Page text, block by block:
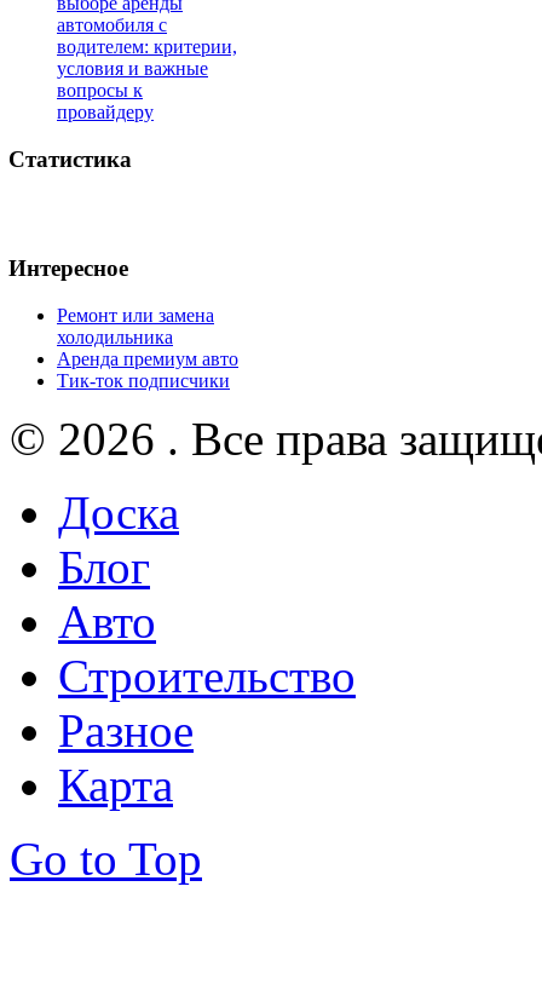
автомобиля с
водителем: критерии,
условия и важные
вопросы к
провайдеру
Статистика
Интересное
Ремонт или замена
холодильника
Аренда премиум авто
Тик-ток подписчики
© 2026 . Все права
Доска
Блог
Авто
Строительство
Разное
Карта
Go to Top